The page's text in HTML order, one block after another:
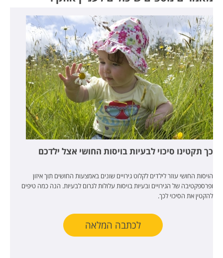
כך תקטינו סיכוי לבעיות בויסות החושי אצל ילדכם
הויסות החושי עוזר לילדים לקלוט גירויים שונים באמצעות החושים תוך איזון
ופרספקטיבה של הגירויים ובעיות בויסות עלולות לגרום לבעיות. הנה כמה טיפים
להקטין את הסיכוי לכך.
לכתבה המלאה